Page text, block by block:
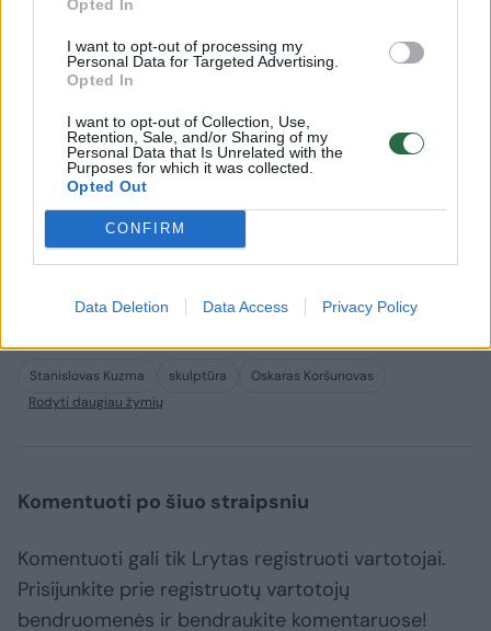
Opted In
I want to opt-out of processing my
Personal Data for Targeted Advertising.
Opted In
I want to opt-out of Collection, Use,
Retention, Sale, and/or Sharing of my
Personal Data that Is Unrelated with the
Purposes for which it was collected.
Opted Out
CONFIRM
Data Deletion Data Access Privacy Policy
trečiadienį 11 val. 50 min. atvykti prie teatro.
Oficialių kalbų ir pranešimų nebus, tačiau
renginyje dalyvaus ir LNDT generalinis
direktorius Martynas Budraitis, ir meno
vadovas Oskaras Koršunovas, tad jei reiks
komentarų – galėsite juos pakalbinti.
Stanislovas Kuzma skulptūra
Oskaras Koršunovas
Rodyti daugiau žymių
Komentuoti po šiuo straipsniu
Komentuoti gali tik Lrytas registruoti vartotojai.
Prisijunkite prie registruotų vartotojų
bendruomenės ir bendraukite komentaruose!